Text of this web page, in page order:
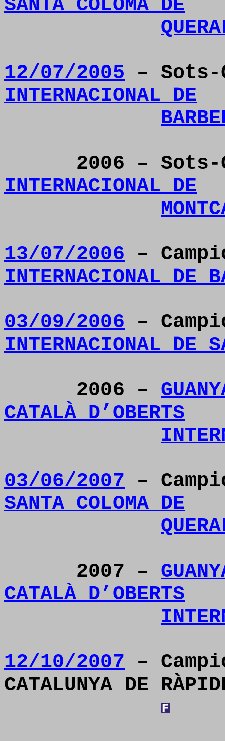
SANTA COLOMA DE
12/07/2005 – Sots-
INTERNACIONAL DE
2006 –
INTERNACIONAL DE
13/07/2006 –
INTERNACIONAL DE
03/09/2006 –
INTERNACIONAL DE
2006 –
CATALÀ D’OBERTS
03/06/2007 –
SANTA COLOMA DE
2007 –
CATALÀ D’OBERTS
12/10/2007 –
CATALUNYA DE